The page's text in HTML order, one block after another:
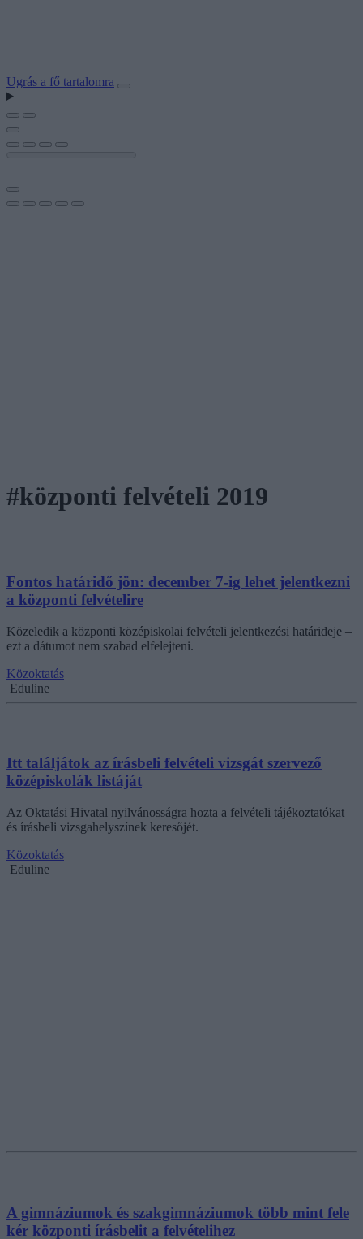
Ugrás a fő tartalomra
#központi felvételi 2019
Fontos határidő jön: december 7-ig lehet jelentkezni
a központi felvételire
Közeledik a központi középiskolai felvételi jelentkezési határideje –
ezt a dátumot nem szabad elfelejteni.
Közoktatás
Eduline
Itt találjátok az írásbeli felvételi vizsgát szervező
középiskolák listáját
Az Oktatási Hivatal nyilvánosságra hozta a felvételi tájékoztatókat
és írásbeli vizsgahelyszínek keresőjét.
Közoktatás
Eduline
A gimnáziumok és szakgimnáziumok több mint fele
kér központi írásbelit a felvételihez